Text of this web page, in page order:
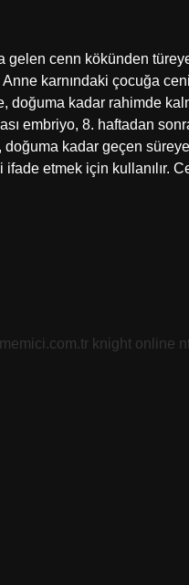
gelen cenn kökünden
karnındaki çocuğa
kadar rahimde
embriyo, 8. haftadan
kadar geçen
etmek için kullanılır.
knight online